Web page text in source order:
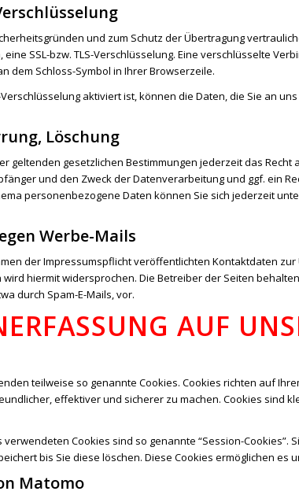
und zum Schutz der Übertragung
SSL-bzw. TLS-Verschlüsselung. Eine verschlüsselte
dem Schloss-Symbol in Ihrer Browserzeile.
Verschlüsselung aktiviert ist, können die Daten, die Sie an
Löschung
geltenden gesetzlichen Bestimmungen jederzeit das
und den Zweck der Datenverarbeitung und ggf. ein
personenbezogene Daten können Sie sich jederzeit
Werbe-Mails
der Impressumspflicht veröffentlichten Kontaktdaten
hiermit widersprochen. Die Betreiber der Seiten
durch Spam-E-Mails, vor.
AUF
teilweise so genannte Cookies. Cookies richten auf
effektiver und sicherer zu machen. Cookies sind
Cookies sind so genannte “Session-
bis Sie diese löschen. Diese Cookies ermöglichen
Matomo